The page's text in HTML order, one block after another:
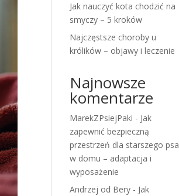
Jak nauczyć kota chodzić na
smyczy – 5 kroków
Najczęstsze choroby u
królików – objawy i leczenie
Najnowsze
komentarze
MarekZPsiejPaki - Jak
zapewnić bezpieczną
przestrzeń dla starszego psa
w domu – adaptacja i
wyposażenie
Andrzej od Bery - Jak